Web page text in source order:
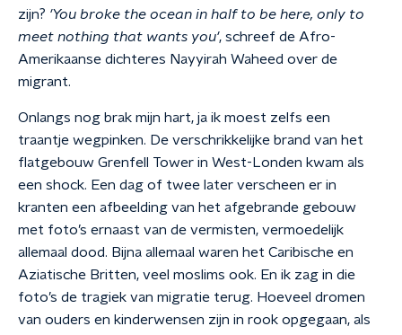
zijn? 'You broke the ocean in half to be here, only to
meet nothing that wants you', schreef de Afro-
Amerikaanse dichteres Nayyirah Waheed over de
migrant.
Onlangs nog brak mijn hart, ja ik moest zelfs een
traantje wegpinken. De verschrikkelijke brand van het
flatgebouw Grenfell Tower in West-Londen kwam als
een shock. Een dag of twee later verscheen er in
kranten een afbeelding van het afgebrande gebouw
met foto’s ernaast van de vermisten, vermoedelijk
allemaal dood. Bijna allemaal waren het Caribische en
Aziatische Britten, veel moslims ook. En ik zag in die
foto’s de tragiek van migratie terug. Hoeveel dromen
van ouders en kinderwensen zijn in rook opgegaan, als